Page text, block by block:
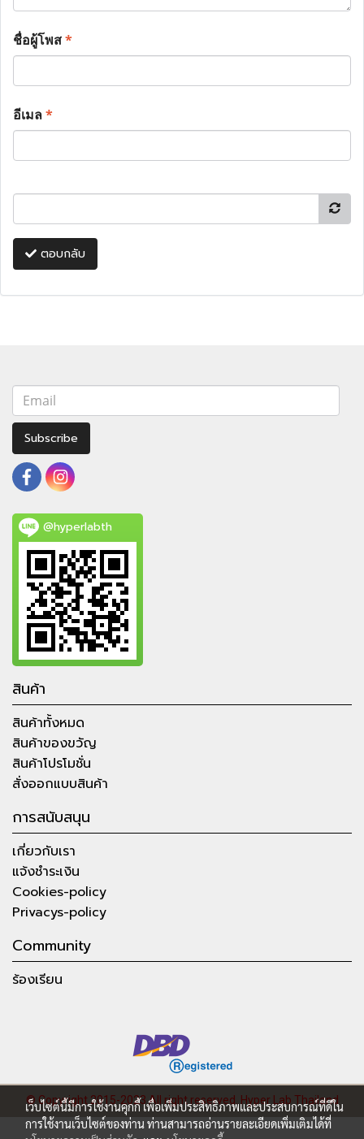
ชื่อผู้โพส*
อีเมล*
ตอบกลับ
Subscribe
@hyperlabth
สินค้า
สินค้าทั้งหมด
สินค้าของขวัญ
สินค้าโปรโมชั่น
สั่งออกแบบสินค้า
การสนับสนุน
เกี่ยวกับเรา
แจ้งชำระเงิน
Cookies-policy
Privacys-policy
Community
ร้องเรียน
© Copyright 2015-2023 All right reserved. Hyper Lab Thailand
เว็บไซต์นี้มีการใช้งานคุกกี้ เพื่อเพิ่มประสิทธิภาพและประสบการณ์ที่ดีใน
การใช้งานเว็บไซต์ของท่าน ท่านสามารถอ่านรายละเอียดเพิ่มเติมได้ที่